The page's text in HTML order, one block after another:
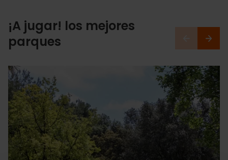
¡A jugar! los mejores
parques